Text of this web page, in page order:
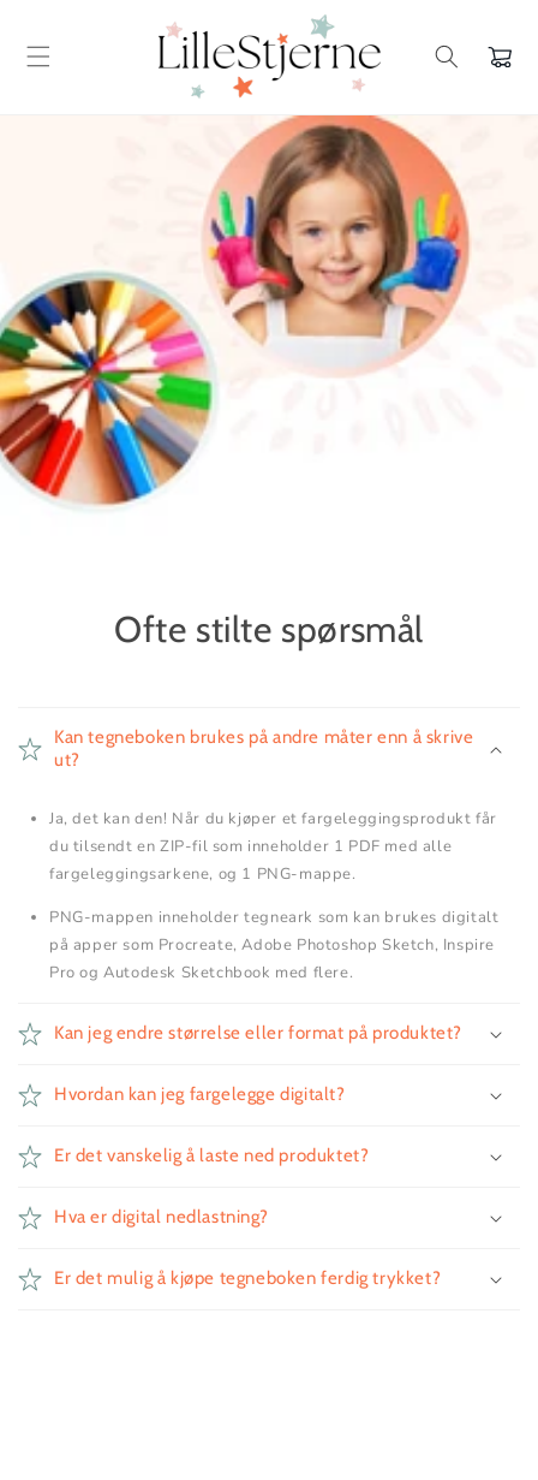
innholdet
Ofte stilte spørsmål
Kan tegneboken brukes på andre måter enn å skrive
ut?
Ja, det kan den! Når du kjøper et fargeleggingsprodukt får
du tilsendt en ZIP-fil som inneholder 1 PDF med alle
fargeleggingsarkene, og 1 PNG-mappe.
PNG-mappen inneholder tegneark som kan brukes digitalt
på apper som Procreate, Adobe Photoshop Sketch, Inspire
Pro og Autodesk Sketchbook med flere.
Kan jeg endre størrelse eller format på produktet?
Hvordan kan jeg fargelegge digitalt?
Er det vanskelig å laste ned produktet?
Hva er digital nedlastning?
Er det mulig å kjøpe tegneboken ferdig trykket?